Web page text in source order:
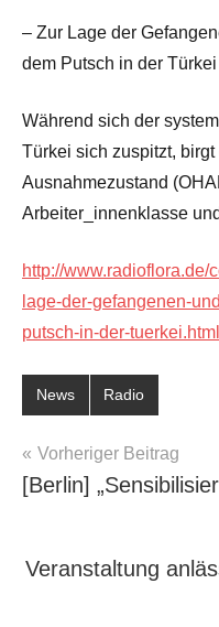
– Zur Lage der
dem Putsch in der Türkei
Während sich der
Türkei sich zuspitzt,
Ausnahmezustand
Arbeiter_innenklasse
http://www.radioflora.de/
lage-der-gefangenen-
putsch-in-der-tuerkei.html
News Radio
Beitragsnavigation
Vorheriger Beitrag
[Berlin]
Veranstaltung